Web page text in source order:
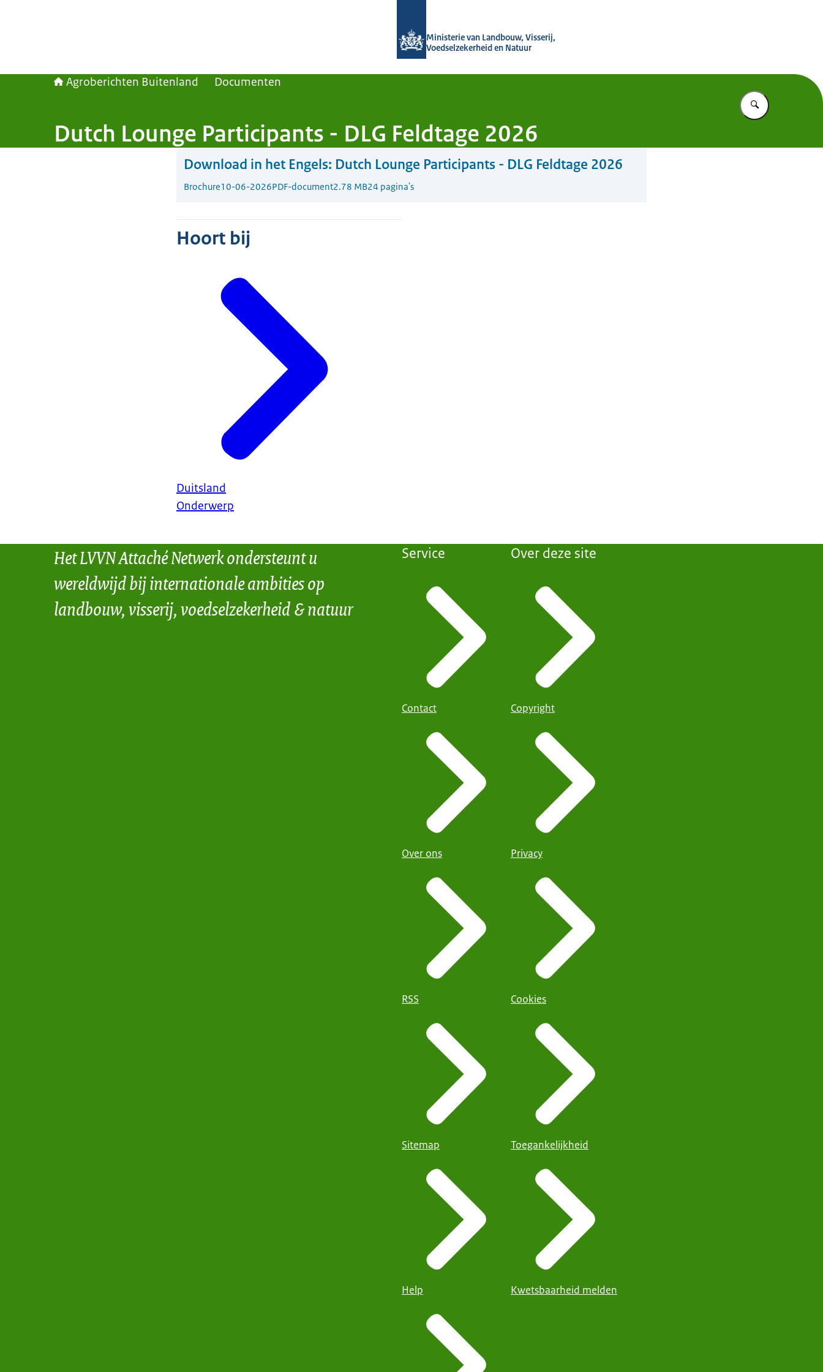
Ministerie van Landbouw, Visserij,
Voedselzekerheid en Natuur
Agroberichten Buitenland Documenten
Vul in wat u
Dutch Lounge Participants - DLG Feldtage 2026
Download in het Engels: Dutch Lounge Participants - DLG Feldtage 2026
Brochure10-06-2026PDF-document2.78 MB24 pagina's
Hoort bij
Duitsland
Onderwerp
Het LVVN Attaché Netwerk ondersteunt u
wereldwijd bij internationale ambities op
landbouw, visserij, voedselzekerheid & natuur
Service
Contact
Over ons
RSS
Sitemap
Help
Over deze site
Copyright
Privacy
Cookies
Toegankelijkheid
Kwetsbaarheid melden